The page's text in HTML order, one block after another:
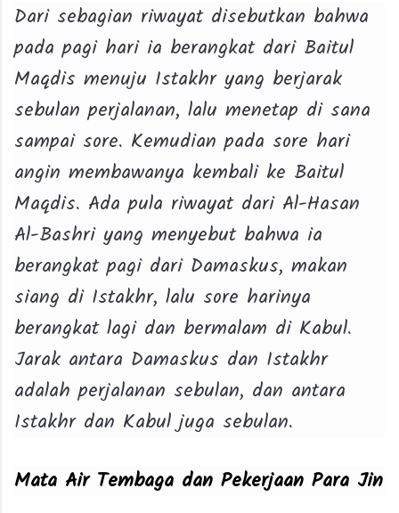
Dari sebagian riwayat disebutkan bahwa
pada pagi hari ia berangkat dari Baitul
Maqdis menuju Istakhr yang berjarak
sebulan perjalanan, lalu menetap di sana
sampai sore. Kemudian pada sore hari
angin membawanya kembali ke Baitul
Maqdis. Ada pula riwayat dari Al-Hasan
Al-Bashri yang menyebut bahwa ia
berangkat pagi dari Damaskus, makan
siang di Istakhr, lalu sore harinya
berangkat lagi dan bermalam di Kabul.
Jarak antara Damaskus dan Istakhr
adalah perjalanan sebulan, dan antara
Istakhr dan Kabul juga sebulan.
Mata Air Tembaga dan Pekerjaan Para Jin